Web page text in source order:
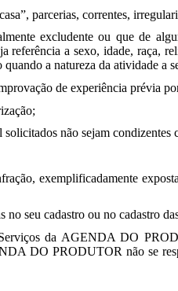
parcerias, correntes,
excludente ou que de
referência a sexo, idade, raça,
a natureza da atividade a
de experiência prévia
não sejam
exemplificadamente
seu cadastro ou no cadastro
da AGENDA DO
DO PRODUTOR não se